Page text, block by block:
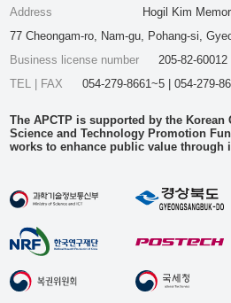
Address
Hogil Kim
77 Cheongam-ro, Nam-gu, Pohang-si,
Business license number
205-82-60012
TEL | FAX
054-279-8661~5 | 054-279-
The APCTP is supported by the
Science and Technology Promotion
works to enhance public value through